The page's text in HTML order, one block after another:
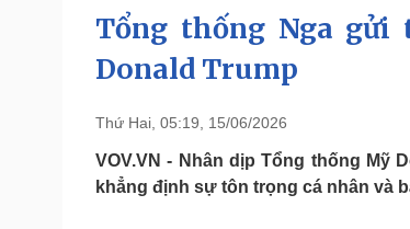
Quốc hội
Nhận diện sự thật
Giáo dục
Dấu ấn VOV
Pháp luật
Tin nóng
Tư vấn luật
Việt Nam
Phân tích
Tổng thống Nga
Donald Trump
Thứ Hai, 05:19, 15/06/2026
VOV.VN - Nhân dịp Tổng thống Mỹ
khẳng định sự tôn trọng cá nhân và